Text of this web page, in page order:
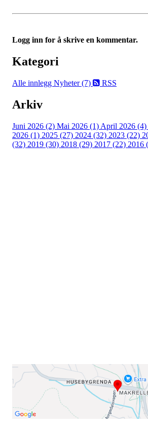
Logg inn for å skrive en kommentar.
Kategori
Alle innlegg Nyheter (7) RSS
Arkiv
Juni 2026 (2) Mai 2026 (1) April 2026 (4)
2026 (1) 2025 (27) 2024 (32) 2023 (22)
(32) 2019 (30) 2018 (29) 2017 (22) 2016